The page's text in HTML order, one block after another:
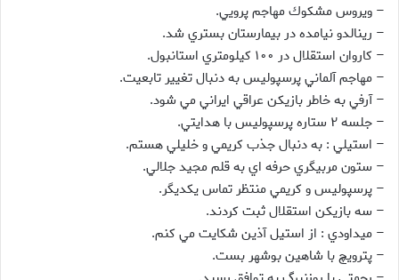
– ويروس مشكوك مهاجم پرويي.
– رينالدو نيامده در بيمارستان بستري شد.
– كاروان استقلال در ۱۰۰ كيلومتري استانبول.
– مهاجم آلماني پرسپوليس به دنبال تغيير تابعيت.
– آرفي به خاطر بازيكن عراقي ايراني مي شود.
– جلسه ۲ ستاره پرسپوليس با هدايتي.
– استيلي : به دنبال جذب كريمي و خليلي هستم.
– ستون مربيگري حرفه اي به قلم مجيد جلالي.
– پرسپوليس و كريمي منتظر تماس يكديگر.
– سه بازيكن استقلال ثبت كردند.
– ميداودي : از استيل آذين شكايت مي كنم.
– پترويچ با شاهين بوشهر بست.